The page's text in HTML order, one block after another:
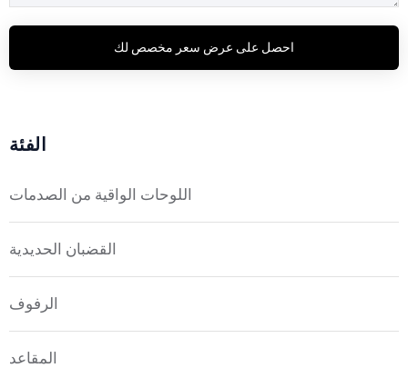
احصل على عرض سعر مخصص لك
الفئة
اللوحات الواقية من الصدمات
القضبان الحديدية
الرفوف
المقاعد